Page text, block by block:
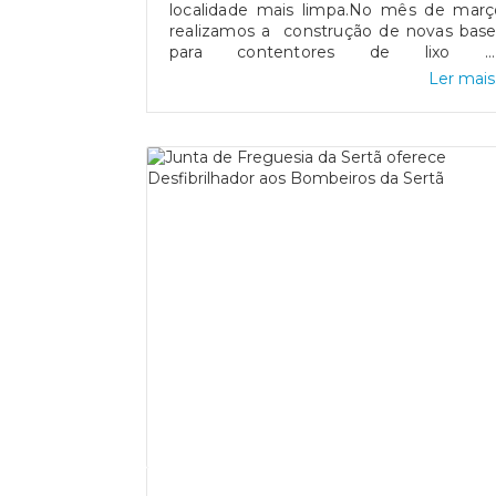
localidade mais limpa.No mês de
realizamos a construção de novas
para contentores de lixo na
freguesia. Apoiamos a iniciativa Projeto
Cidadãos, com o tema “A Terra aqui,
ambiente em contexto escolar, com a
entrega de 24 caixotes de lixo.
Ler